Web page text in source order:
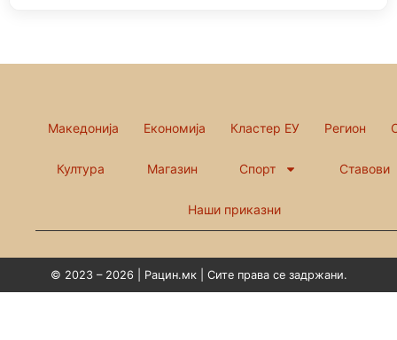
Македонија Економија Кластер ЕУ Регион
Култура Магазин Спорт Ставови
Наши приказни
© 2023 – 2026 | Рацин.мк | Сите права се задржани.